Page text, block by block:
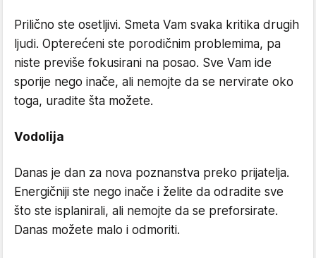
Prilično ste osetljivi. Smeta Vam svaka kritika drugih
ljudi. Opterećeni ste porodičnim problemima, pa
niste previše fokusirani na posao. Sve Vam ide
sporije nego inače, ali nemojte da se nervirate oko
toga, uradite šta možete.
Vodolija
Danas je dan za nova poznanstva preko prijatelja.
Energičniji ste nego inače i želite da odradite sve
što ste isplanirali, ali nemojte da se preforsirate.
Danas možete malo i odmoriti.